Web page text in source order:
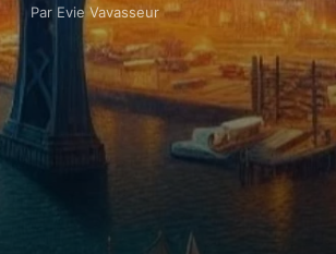
Par Evie Vavasseur